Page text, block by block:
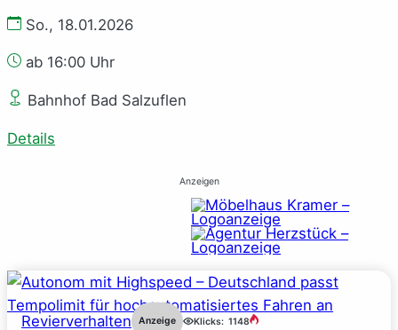
So., 18.01.2026
ab 16:00 Uhr
Bahnhof Bad Salzuflen
Details
Anzeigen
Revierverhalten Anzeige Klicks: 1148